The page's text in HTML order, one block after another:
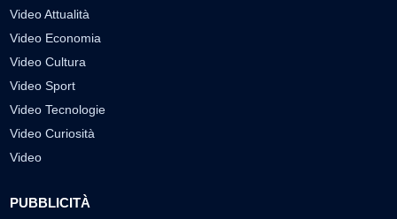
Video Attualità
Video Economia
Video Cultura
Video Sport
Video Tecnologie
Video Curiosità
Video
PUBBLICITÀ